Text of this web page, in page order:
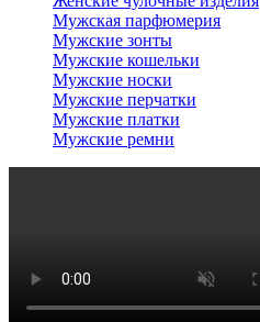
Мужская парфюмерия
Мужские зонты
Мужские кошельки
Мужские носки
Мужские перчатки
Мужские платки
Мужские ремни